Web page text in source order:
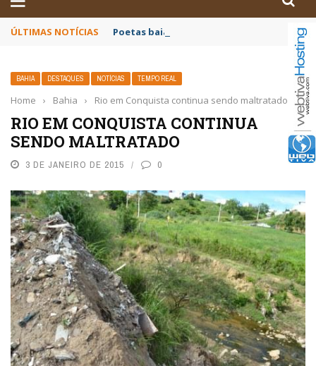
ÚLTIMAS NOTÍCIAS Poetas baianos representam o Brasil no
BAHIA DESTAQUES NOTÍCIAS TEMPO REAL
Home › Bahia › Rio em Conquista continua sendo maltratado
RIO EM CONQUISTA CONTINUA
SENDO MALTRATADO
3 DE JANEIRO DE 2015 0